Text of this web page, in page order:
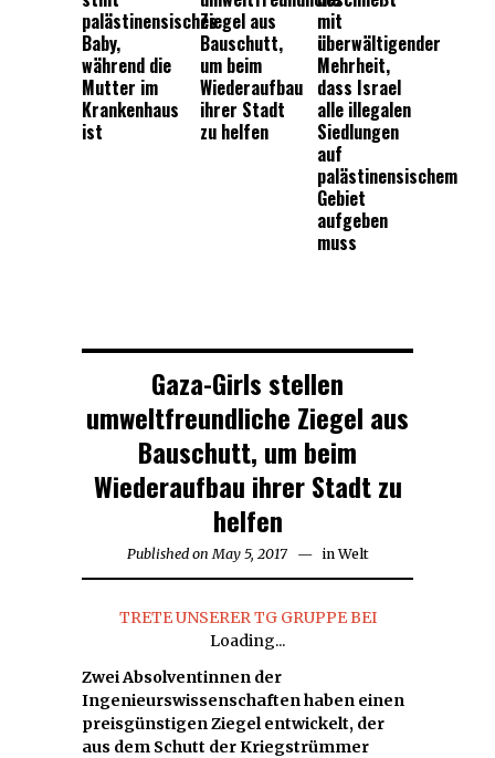
palästinensisches
Baby,
während die
Mutter im
Krankenhaus
ist
Ziegel aus
Bauschutt,
um beim
Wiederaufbau
ihrer Stadt
zu helfen
mit
überwältigender
Mehrheit,
dass Israel
alle illegalen
Siedlungen
auf
palästinensischem
Gebiet
aufgeben
muss
Gaza-Girls stellen
umweltfreundliche Ziegel aus
Bauschutt, um beim
Wiederaufbau ihrer Stadt zu
helfen
Published on May 5, 2017 in Welt
TRETE UNSERER TG GRUPPE BEI
Loading...
Zwei Absolventinnen der
Ingenieurswissenschaften haben einen
preisgünstigen Ziegel entwickelt, der
aus dem Schutt der Kriegstrümmer